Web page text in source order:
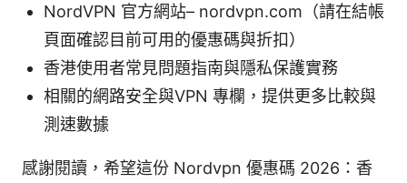
NordVPN 官方網站– nordvpn.com（請在結帳
頁面確認目前可用的優惠碼與折扣）
香港使用者常見問題指南與隱私保護實務
相關的網路安全與VPN 專欄，提供更多比較與
測速數據
感謝閱讀，希望這份 Nordvpn 優惠碼 2026：香